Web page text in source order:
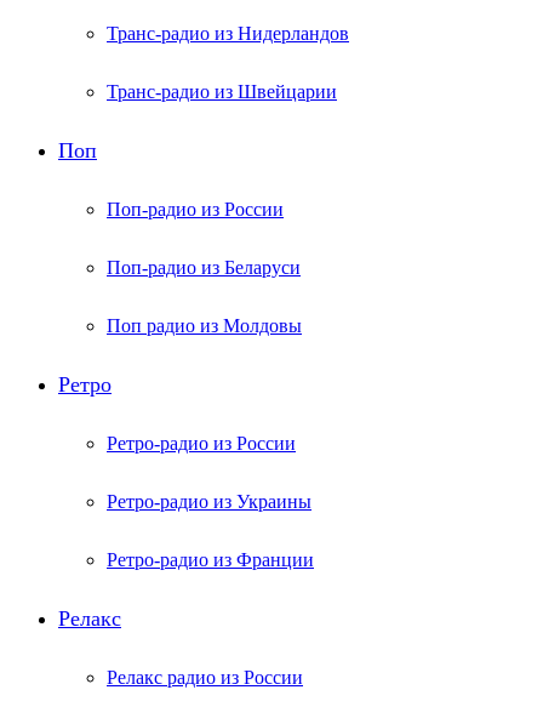
Транс-радио из Нидерландов
Транс-радио из Швейцарии
Поп
Поп-радио из России
Поп-радио из Беларуси
Поп радио из Молдовы
Ретро
Ретро-радио из России
Ретро-радио из Украины
Ретро-радио из Франции
Релакс
Релакс радио из России